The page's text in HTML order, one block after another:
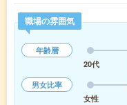
職場の雰囲気
年齢層
20代
男女比率
女性